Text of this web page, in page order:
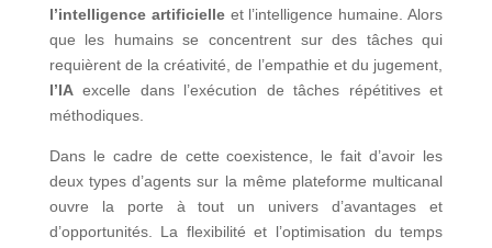
l’intelligence artificielleet l’intelligence humaine. Alors
que les humains se concentrent sur des tâches qui
requièrent de la créativité, de l’empathie et du jugement,
l’IAexcelle dans l’exécution de tâches répétitives et
méthodiques.
Dans le cadre de cette coexistence, le fait d’avoir les
deux types d’agents sur la même plateforme multicanal
ouvre la porte à tout un univers d’avantages et
d’opportunités. La flexibilité et l’optimisation du temps